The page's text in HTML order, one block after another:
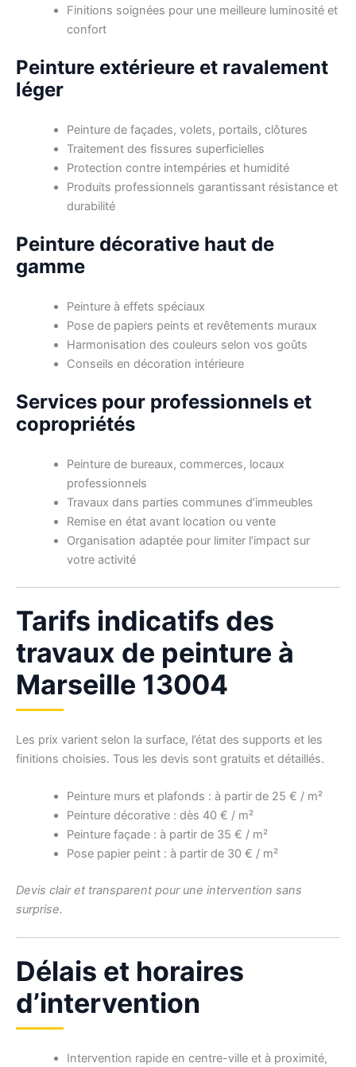
Finitions soignées pour une meilleure luminosité et
confort
Peinture extérieure et ravalement
léger
Peinture de façades, volets, portails, clôtures
Traitement des fissures superficielles
Protection contre intempéries et humidité
Produits professionnels garantissant résistance et
durabilité
Peinture décorative haut de
gamme
Peinture à effets spéciaux
Pose de papiers peints et revêtements muraux
Harmonisation des couleurs selon vos goûts
Conseils en décoration intérieure
Services pour professionnels et
copropriétés
Peinture de bureaux, commerces, locaux
professionnels
Travaux dans parties communes d’immeubles
Remise en état avant location ou vente
Organisation adaptée pour limiter l’impact sur
votre activité
Tarifs indicatifs des
travaux de peinture à
Marseille 13004
Les prix varient selon la surface, l’état des supports et les
finitions choisies. Tous les devis sont gratuits et détaillés.
Peinture murs et plafonds : à partir de 25 € / m²
Peinture décorative : dès 40 € / m²
Peinture façade : à partir de 35 € / m²
Pose papier peint : à partir de 30 € / m²
Devis clair et transparent pour une intervention sans
surprise.
Délais et horaires
d’intervention
Intervention rapide en centre-ville et à proximité,